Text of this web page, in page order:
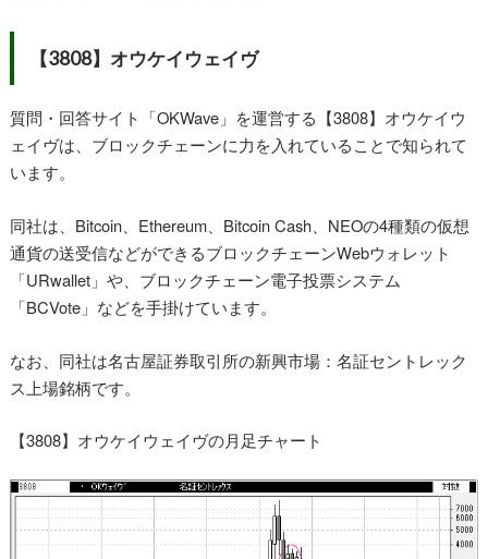
【3808】オウケイウェイヴ
質問・回答サイト「OKWave」を運営する【3808】オウケイウ
ェイヴは、ブロックチェーンに力を入れていることで知られて
います。
同社は、Bitcoin、Ethereum、Bitcoin Cash、NEOの4種類の仮想
通貨の送受信などができるブロックチェーンWebウォレット
「URwallet」や、ブロックチェーン電子投票システム
「BCVote」などを手掛けています。
なお、同社は名古屋証券取引所の新興市場：名証セントレック
ス上場銘柄です。
【3808】オウケイウェイヴの月足チャート